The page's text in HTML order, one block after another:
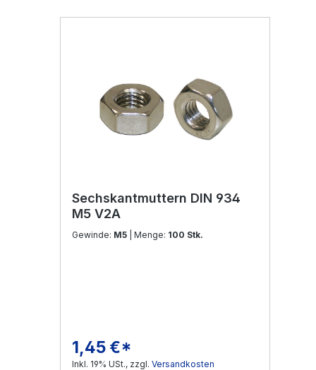
Sechskantmuttern DIN 934
M5 V2A
Gewinde: M5 | Menge: 100 Stk.
Regulärer Preis:
1,45 €*
Inkl. 19% USt., zzgl. Versandkosten